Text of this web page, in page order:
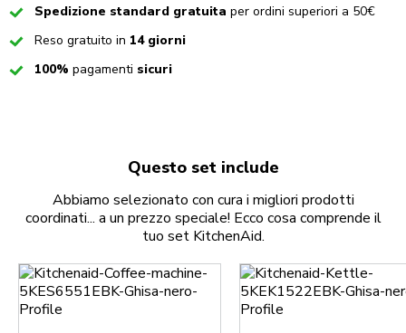
CheckedSpedizione standard gratuita per ordini superiori a 50€
CheckedReso gratuito in 14 giorni
Checked
100% pagamenti sicuri
Questo set include
Abbiamo selezionato con cura i migliori prodotti
coordinati... a un prezzo speciale! Ecco cosa comprende il
tuo set KitchenAid.